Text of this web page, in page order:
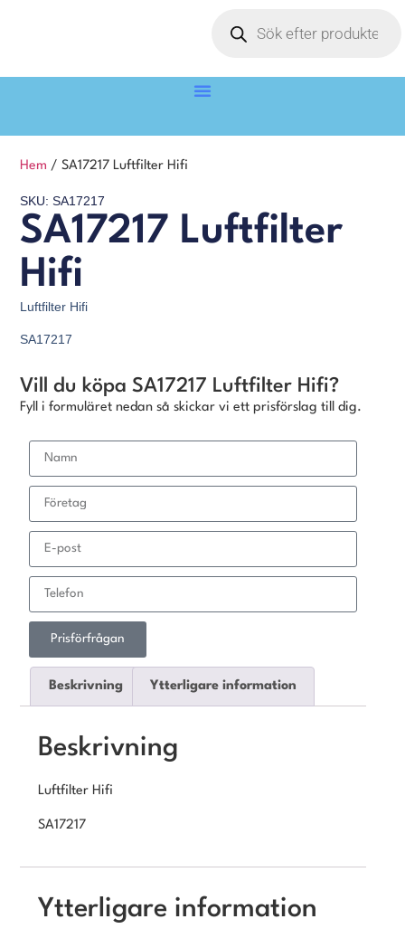
Hem / SA17217 Luftfilter Hifi
SKU: SA17217
SA17217 Luftfilter
Hifi
Luftfilter Hifi
SA17217
Vill du köpa SA17217 Luftfilter Hifi?
Fyll i formuläret nedan så skickar vi ett prisförslag till dig.
Prisförfrågan
Beskrivning Ytterligare information
Beskrivning
Luftfilter Hifi
SA17217
Ytterligare information